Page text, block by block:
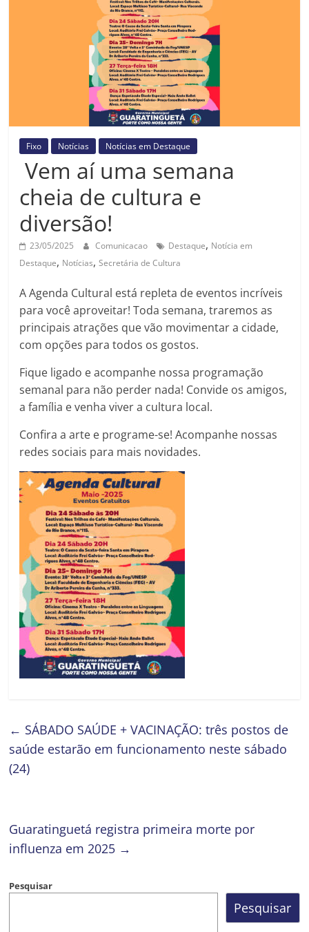
Fixo Notícias Notícias em Destaque
Vem aí uma semana
cheia de cultura e
diversão!
23/05/2025 Comunicacao Destaque, Notícia em
Destaque, Notícias,Secretária de Cultura
A Agenda Cultural está repleta de eventos incríveis
para você aproveitar! Toda semana, traremos as
principais atrações que vão movimentar a cidade,
com opções para todos os gostos.
Fique ligado e acompanhe nossa programação
semanal para não perder nada! Convide os amigos,
a família e venha viver a cultura local.
Confira a arte e programe-se! Acompanhe nossas
redes sociais para mais novidades.
← SÁBADO SAÚDE + VACINAÇÃO: três postos de
saúde estarão em funcionamento neste sábado
(24)
Guaratinguetá registra primeira morte por
influenza em 2025 →
Pesquisar
Pesquisar